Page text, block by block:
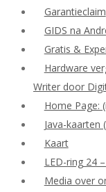
Garantieclaim
GIDS na
Gratis &
Hardware
Writer door
Home Page:
Java-kaarten
Kaart
LED-ring 24
Media over